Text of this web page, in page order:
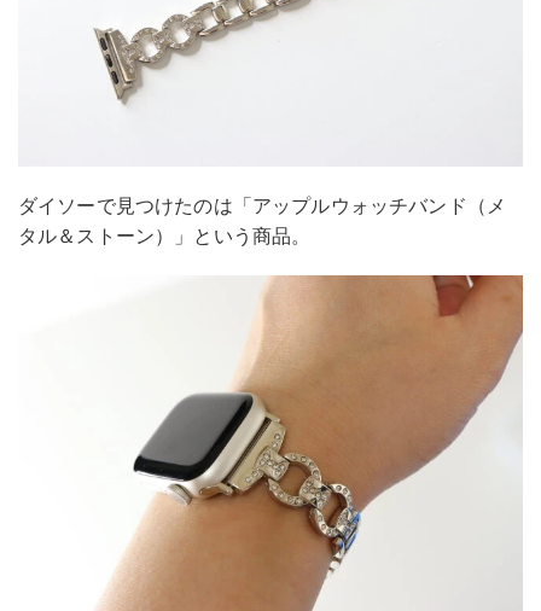
ダイソーで見つけたのは「アップルウォッチバンド（メ
タル＆ストーン）」という商品。